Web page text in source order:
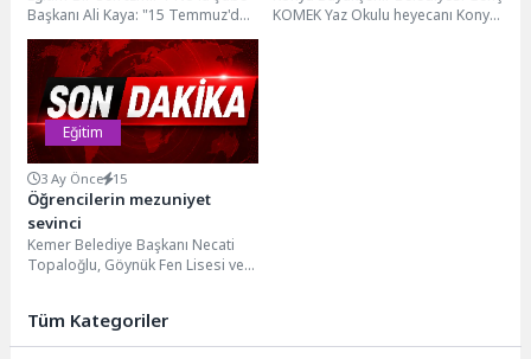
Başkanı Ali Kaya: "15 Temmuz'da
Vatan ve Millet Düşmanlarına
İzin...
KOMEK Yaz Okulu heyecanı Konya
Eğitim
3 Ay Önce 15
Öğrencilerin mezuniyet
sevinci
Kemer Belediye Başkanı Necati
Topaloğlu, Göynük Fen Lisesi ve
Tüm Kategoriler